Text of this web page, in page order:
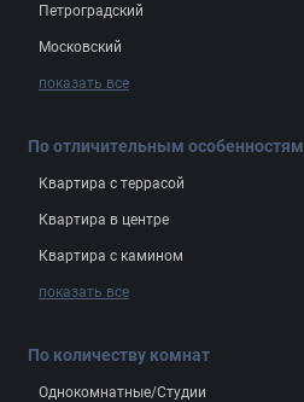
Петроградский
Московский
показать все
По отличительным особенностям
Квартира с террасой
Квартира в центре
Квартира с камином
показать все
По количеству комнат
Однокомнатные/Студии